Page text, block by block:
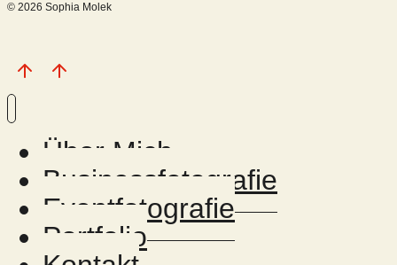
© 2026 Sophia Molek
Über Mich
Businessfotografie
Eventfotografie
Portfolio